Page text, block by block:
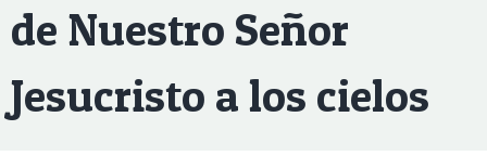
de Nuestro Señor
Jesucristo a los cielos